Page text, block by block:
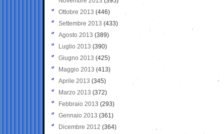
Ottobre 2013 (446)
Settembre 2013 (433)
Agosto 2013 (389)
Luglio 2013 (390)
Giugno 2013 (425)
Maggio 2013 (413)
Aprile 2013 (345)
Marzo 2013 (372)
Febbraio 2013 (293)
Gennaio 2013 (361)
Dicembre 2012 (364)